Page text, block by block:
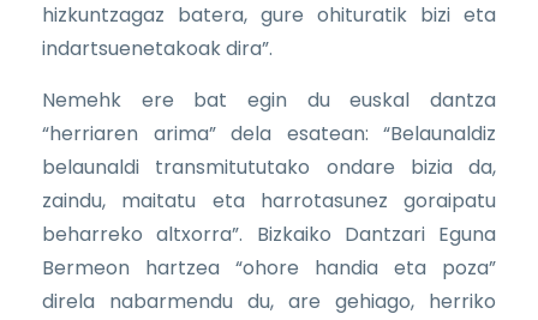
hizkuntzagaz batera, gure ohituratik bizi eta
indartsuenetakoak dira”.
Nemehk ere bat egin du euskal dantza
“herriaren arima” dela esatean: “Belaunaldiz
belaunaldi transmitututako ondare bizia da,
zaindu, maitatu eta harrotasunez goraipatu
beharreko altxorra”. Bizkaiko Dantzari Eguna
Bermeon hartzea “ohore handia eta poza”
direla nabarmendu du, are gehiago, herriko